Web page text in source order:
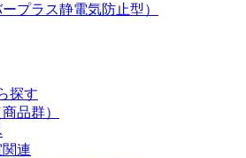
プラス静電気防止型）
探す
品群）
連